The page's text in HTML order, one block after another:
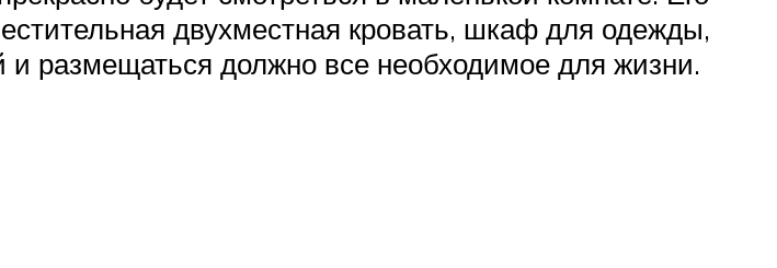
двухместная кровать, шкаф для одежды,
размещаться должно все необходимое для жизни.